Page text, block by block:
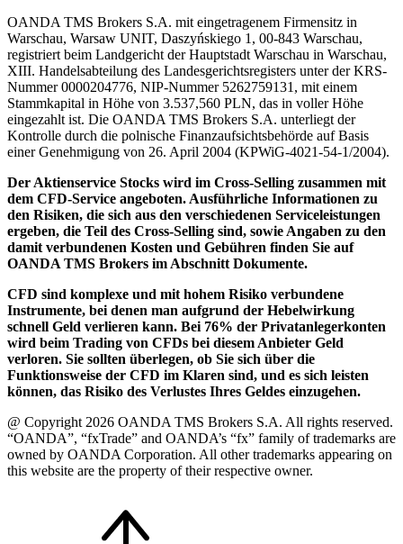
OANDA TMS Brokers S.A. mit eingetragenem Firmensitz in
Warschau, Warsaw UNIT, Daszyńskiego 1, 00-843 Warschau,
registriert beim Landgericht der Hauptstadt Warschau in Warschau,
XIII. Handelsabteilung des Landesgerichtsregisters unter der KRS-
Nummer 0000204776, NIP-Nummer 5262759131, mit einem
Stammkapital in Höhe von 3.537,560 PLN, das in voller Höhe
eingezahlt ist. Die OANDA TMS Brokers S.A. unterliegt der
Kontrolle durch die polnische Finanzaufsichtsbehörde auf Basis
einer Genehmigung von 26. April 2004 (KPWiG-4021-54-1/2004).
Der Aktienservice Stocks wird im Cross-Selling zusammen mit
dem CFD-Service angeboten. Ausführliche Informationen zu
den Risiken, die sich aus den verschiedenen Serviceleistungen
ergeben, die Teil des Cross-Selling sind, sowie Angaben zu den
damit verbundenen Kosten und Gebühren finden Sie auf
OANDA TMS Brokers im Abschnitt Dokumente.
CFD sind komplexe und mit hohem Risiko verbundene
Instrumente, bei denen man aufgrund der Hebelwirkung
schnell Geld verlieren kann. Bei 76% der Privatanlegerkonten
wird beim Trading von CFDs bei diesem Anbieter Geld
verloren. Sie sollten überlegen, ob Sie sich über die
Funktionsweise der CFD im Klaren sind, und es sich leisten
können, das Risiko des Verlustes Ihres Geldes einzugehen.
@ Copyright 2026 OANDA TMS Brokers S.A. All rights reserved.
“OANDA”, “fxTrade” and OANDA’s “fx” family of trademarks are
owned by OANDA Corporation. All other trademarks appearing on
this website are the property of their respective owner.